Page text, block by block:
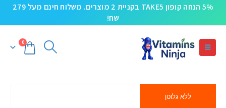
5% הנחה קופון TAKE5 בקניית 2 מוצרים. משלוח חינם מעל 279
שח!
0
ללא גלוטן